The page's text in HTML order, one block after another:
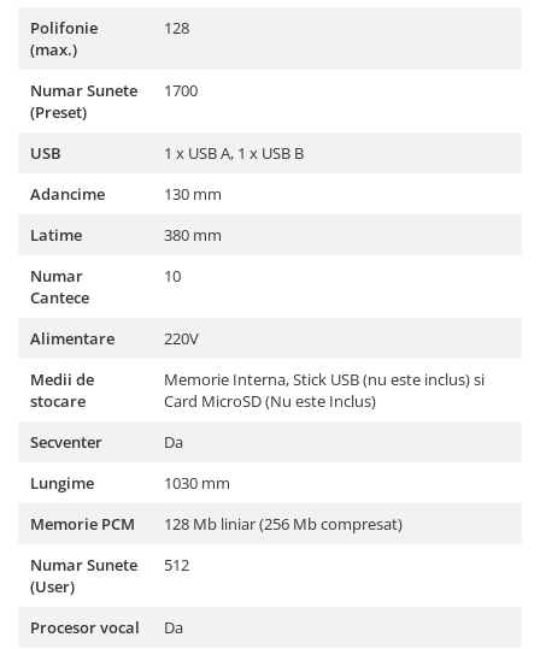
conferinta
Microfoane stereo
Microfoane wireless si sisteme
Stative de microfon
Studio si inregistrari
Accesorii de rack
Controllere MIDI - USB DAW
Controllere monitoare de studio
Convertoare AD/DA
Interfete audio
Monitoare de studio
Preamplificatoare
Polifonie
(max.)
128
Numar Sunete
(Preset)
1700
USB
1 x USB A, 1 x USB B
Adancime
130 mm
Latime
380 mm
Numar
Cantece
10
Alimentare
220V
Medii de
stocare
Memorie Interna, Stick USB (nu este inclus) si
Card MicroSD (Nu este Inclus)
Secventer
Da
Lungime
1030 mm
Memorie PCM
128 Mb liniar (256 Mb compresat)
Numar Sunete
(User)
512
Procesor vocal
Da